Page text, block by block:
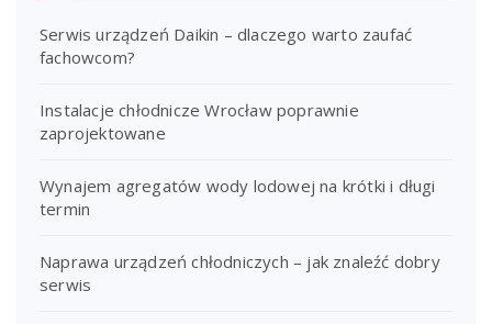
Serwis urządzeń Daikin – dlaczego warto zaufać
fachowcom?
Instalacje chłodnicze Wrocław poprawnie
zaprojektowane
Wynajem agregatów wody lodowej na krótki i długi
termin
Naprawa urządzeń chłodniczych – jak znaleźć dobry
serwis